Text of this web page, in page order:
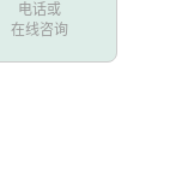
电话或
在线咨询